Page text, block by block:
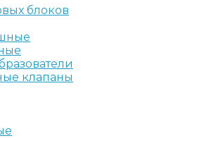
блоков
клапаны